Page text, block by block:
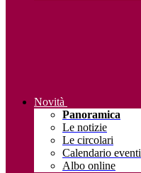
Novità
Panoramica
Le notizie
Le circolari
Calendario eventi
Albo online